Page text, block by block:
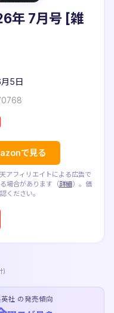
年 7月号 [雑
5日
で見る
フィリエイトによる広告で
場合があります（詳細）。価
ください。
)
社 の発売傾向